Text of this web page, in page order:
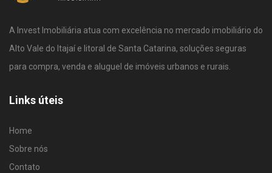
A Invest Imobiliária atua com excelência no mercado imobiliário do
Alto Vale do Itajaí e litoral de Santa Catarina, soluções seguras
para compra, venda e aluguel de imóveis urbanos e rurais.
Links úteis
Home
Sobre nós
Contato